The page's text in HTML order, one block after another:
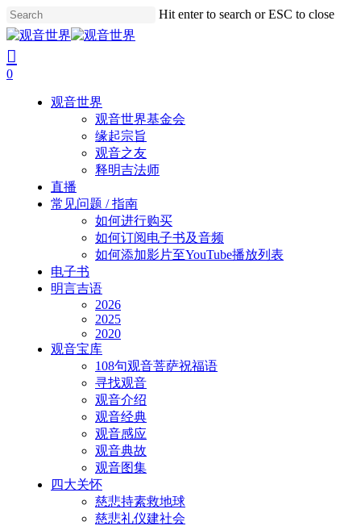
Skip
to
main
content
Hit enter to search or ESC to close
Close
Search
search
account
0
观音世界
观音世界基金会
缘起宗旨
观音之友
释明吉法师
直播
常见问题 / 指南
如何进行购买
如何订阅电子书及音频
如何添加影片至YouTube播放列表
电子书
明言吉语
2026
2025
2020
观音宝库
108句观音菩萨祝福语
寻找观音
观音介绍
观音经典
观音感应
观音典故
观音图集
四大关怀
慈悲持素救地球
慈悲礼仪建社会